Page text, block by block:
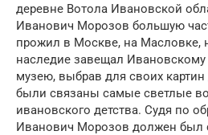
деревне Вотола Ивановской
Иванович Морозов большую
прожил в Москве, на Масловке,
наследие завещал
музею, выбрав для своих
были связаны самые светлые
ивановского детства. Судя по
Иванович Морозов должен был